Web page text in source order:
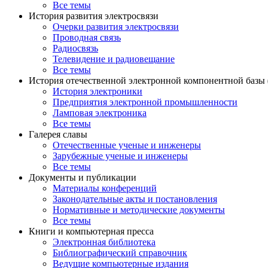
Все темы
История развития электросвязи
Очерки развития электросвязи
Проводная связь
Радиосвязь
Телевидение и радиовещание
Все темы
История отечественной электронной компонентной
История электроники
Предприятия электронной промышленности
Ламповая электроника
Все темы
Галерея славы
Отечественные ученые и инженеры
Зарубежные ученые и инженеры
Все темы
Документы и публикации
Материалы конференций
Законодательные акты и постановления
Нормативные и методические документы
Все темы
Книги и компьютерная пресса
Электронная библиотека
Библиографический справочник
Ведущие компьютерные издания